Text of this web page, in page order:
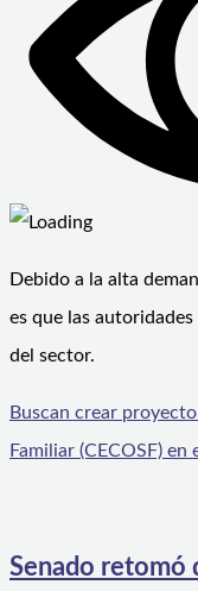
Debido a la alta
es que las
del sector.
Buscan crear
Familiar (CECOSF)
Senado retomó